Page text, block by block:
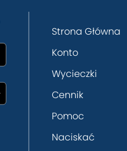
Strona Główna
Konto
Wycieczki
Cennik
Pomoc
Naciskać